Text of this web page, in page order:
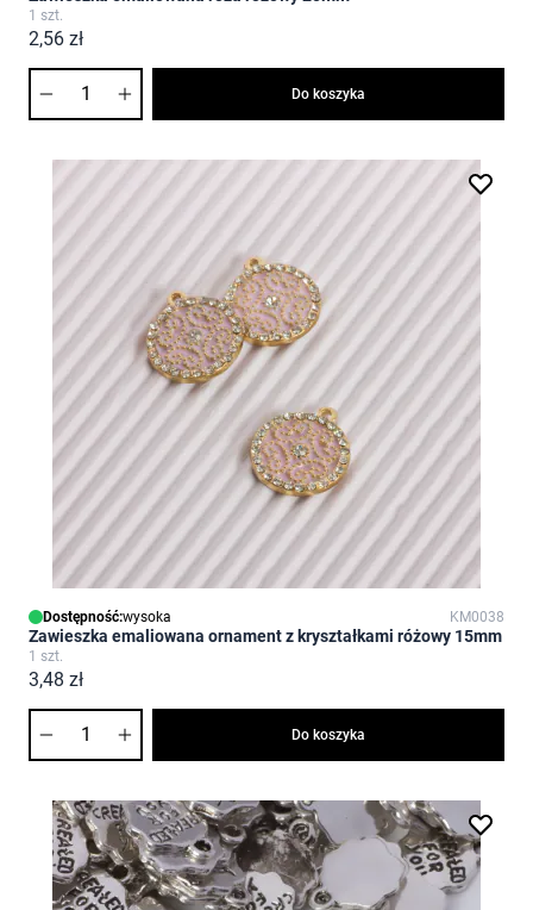
1 szt.
2,56 zł
Do koszyka
Dostępność:wysoka KM0038
Zawieszka emaliowana ornament z kryształkami różowy 15mm
1 szt.
3,48 zł
Do koszyka